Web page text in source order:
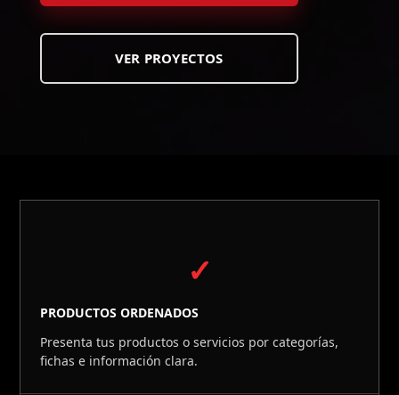
VER PROYECTOS
✓
PRODUCTOS ORDENADOS
Presenta tus productos o servicios por categorías,
fichas e información clara.